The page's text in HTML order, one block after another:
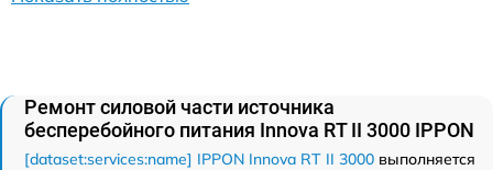
Ремонт силовой части источника
бесперебойного питания Innova RT II 3000 IPPON
[dataset:services:name] IPPON Innova RT II 3000 выполняется